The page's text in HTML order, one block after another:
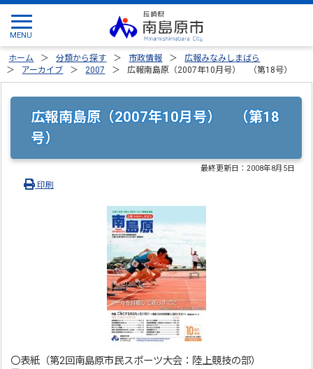
ホーム 分類から探す 市政情報
広報みなみしまばら
アーカイブ
2007 広報南島原（2007年10月号） （第18号）
広報南島原（2007年10月号） （第18
号）
最終更新日：2008年8月5日
印刷
〇表紙（第2回南島原市民スポーツ大会：陸上競技の部）